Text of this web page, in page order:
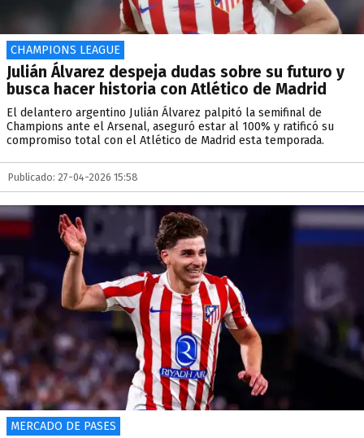
CHAMPIONS LEAGUE
Julián Álvarez despeja dudas sobre su futuro y
busca hacer historia con Atlético de Madrid
El delantero argentino Julián Álvarez palpitó la semifinal de
Champions ante el Arsenal, aseguró estar al 100% y ratificó su
compromiso total con el Atlético de Madrid esta temporada.
Publicado: 27-04-2026 15:58
MERCADO DE PASES